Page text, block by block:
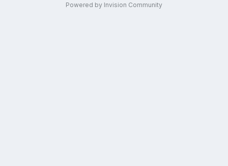
Powered by Invision Community